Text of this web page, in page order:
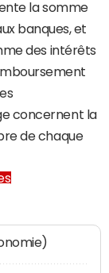
la somme
banques, et
des intérêts
concernent la
de chaque